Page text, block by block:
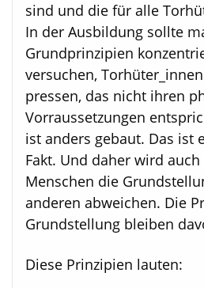
sind und die für alle
In der Ausbildung sollte
Grundprinzipien
versuchen,
pressen, das nicht ihren
Vorraussetzungen
ist anders gebaut. Das ist
Fakt. Und daher wird
Menschen die
anderen abweichen. Die
Grundstellung bleiben
Diese Prinzipien lauten: